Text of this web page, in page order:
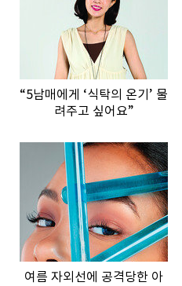
“5남매에게 ‘식탁의 온기’ 물
려주고 싶어요”
여름 자외선에 공격당한 아